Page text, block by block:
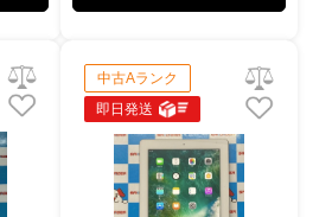
中古Aランク
即日発送